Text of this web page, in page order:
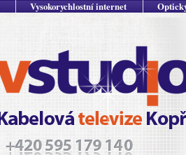
Vysokorychlostní internet